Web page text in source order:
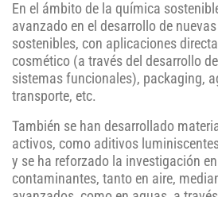
En el ámbito de la química
avanzado en el desarrollo de
sostenibles, con aplicaciones
cosmético (a través del desarrollo
sistemas funcionales), packaging,
transporte, etc.
También se han desarrollado
activos, como aditivos
y se ha reforzado la investigación
contaminantes, tanto en aire,